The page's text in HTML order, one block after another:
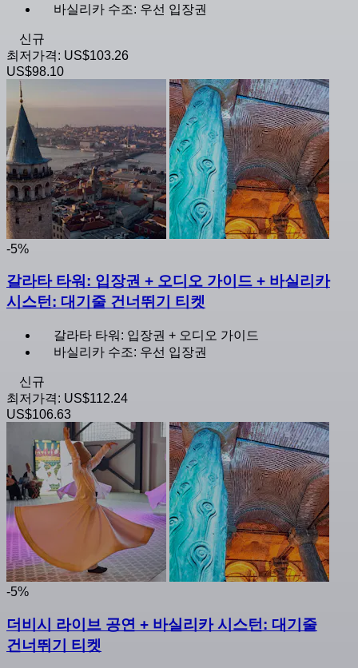
바실리카 수조: 우선 입장권
신규
최저가격: US$103.26
US$98.10
-5%
갈라타 타워: 입장권 + 오디오 가이드 + 바실리카
시스턴: 대기줄 건너뛰기 티켓
갈라타 타워: 입장권 + 오디오 가이드
바실리카 수조: 우선 입장권
신규
최저가격: US$112.24
US$106.63
-5%
더비시 라이브 공연 + 바실리카 시스턴: 대기줄
건너뛰기 티켓